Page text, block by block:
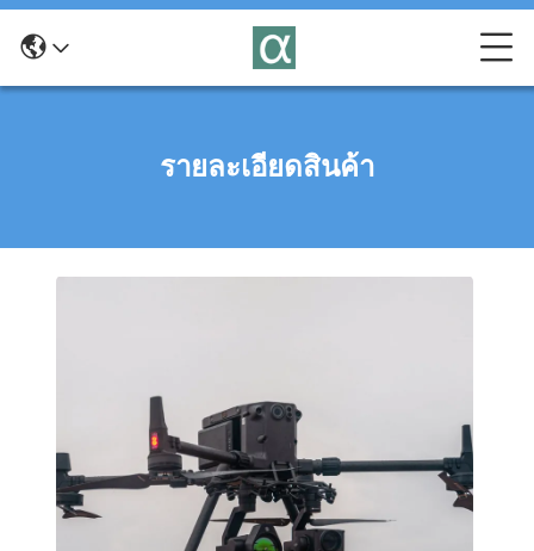
รายละเอียดสินค้า